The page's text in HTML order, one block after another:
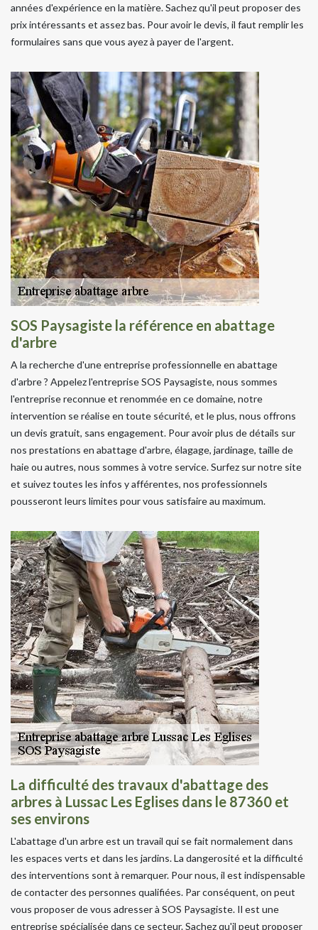
années d'expérience en la matière. Sachez qu'il peut proposer des
prix intéressants et assez bas. Pour avoir le devis, il faut remplir les
formulaires sans que vous ayez à payer de l'argent.
SOS Paysagiste la référence en abattage
d'arbre
A la recherche d'une entreprise professionnelle en abattage
d'arbre ? Appelez l'entreprise SOS Paysagiste, nous sommes
l'entreprise reconnue et renommée en ce domaine, notre
intervention se réalise en toute sécurité, et le plus, nous offrons
un devis gratuit, sans engagement. Pour avoir plus de détails sur
nos prestations en abattage d'arbre, élagage, jardinage, taille de
haie ou autres, nous sommes à votre service. Surfez sur notre site
et suivez toutes les infos y afférentes, nos professionnels
pousseront leurs limites pour vous satisfaire au maximum.
La difficulté des travaux d'abattage des
arbres à Lussac Les Eglises dans le 87360 et
ses environs
L'abattage d'un arbre est un travail qui se fait normalement dans
les espaces verts et dans les jardins. La dangerosité et la difficulté
des interventions sont à remarquer. Pour nous, il est indispensable
de contacter des personnes qualifiées. Par conséquent, on peut
vous proposer de vous adresser à SOS Paysagiste. Il est une
entreprise spécialisée dans ce secteur. Sachez qu'il peut proposer